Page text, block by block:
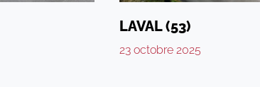
LAVAL (53)
23 octobre 2025